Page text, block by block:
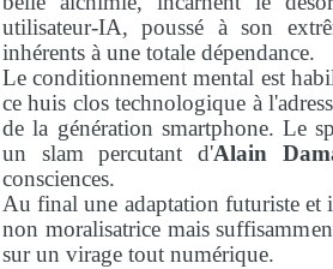
utilisateur-IA, poussé à son
inhérents à une totale dépendance.
Le conditionnement mental est
ce huis clos technologique à
de la génération smartphone. Le
un slam percutant d'Alain
consciences.
Au final une adaptation futuriste et
non moralisatrice mais
sur un virage tout numérique.